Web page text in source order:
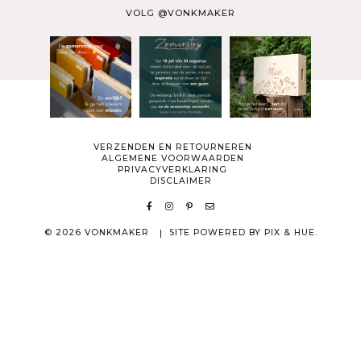
VOLG @VONKMAKER
VERZENDEN EN RETOURNEREN
ALGEMENE VOORWAARDEN
PRIVACYVERKLARING
DISCLAIMER
© 2026 VONKMAKER SITE POWERED BY PIX & HUE.